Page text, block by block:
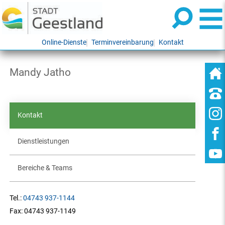
Online-Dienste Terminvereinbarung Kontakt
Mandy Jatho
Kontakt
Dienstleistungen
Bereiche & Teams
Tel.:04743 937-1144
Fax:04743 937-1149